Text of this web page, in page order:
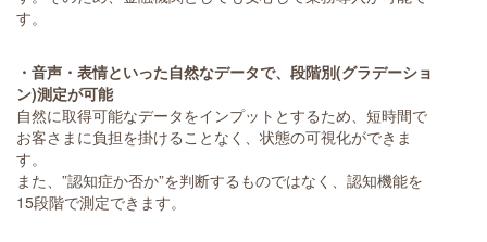
す。
・音声・表情といった自然なデータで、段階別(グラデーショ
ン)測定が可能
自然に取得可能なデータをインプットとするため、短時間で
お客さまに負担を掛けることなく、状態の可視化ができま
す。
また、”認知症か否か”を判断するものではなく、認知機能を
15段階で測定できます。